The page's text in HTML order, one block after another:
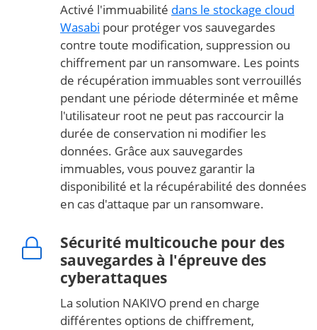
Activé l'immuabilité dans le stockage cloud
Wasabi pour protéger vos sauvegardes
contre toute modification, suppression ou
chiffrement par un ransomware. Les points
de récupération immuables sont verrouillés
pendant une période déterminée et même
l'utilisateur root ne peut pas raccourcir la
durée de conservation ni modifier les
données. Grâce aux sauvegardes
immuables, vous pouvez garantir la
disponibilité et la récupérabilité des données
en cas d'attaque par un ransomware.
Sécurité multicouche pour des
sauvegardes à l'épreuve des
cyberattaques
La solution NAKIVO prend en charge
différentes options de chiffrement,